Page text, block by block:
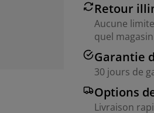
Retour
Aucune
quel magasin
Garantie
30 jours de
Options
Livraison